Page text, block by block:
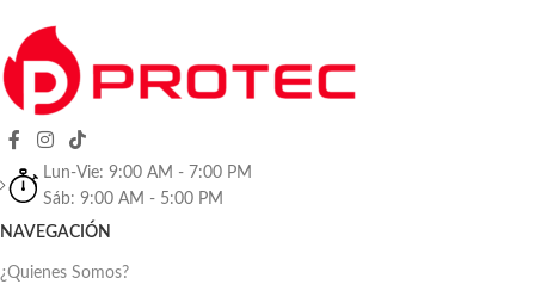
Lun-Vie: 9:00 AM - 7:00 PM
Sáb: 9:00 AM - 5:00 PM
NAVEGACIÓN
¿Quienes Somos?